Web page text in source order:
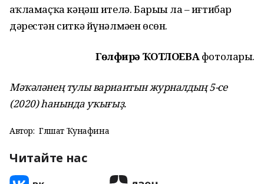
һаҡламаҫҡа кәңәш ителә. Барыһы ла – иғтибар
дәрестән ситкә йүнәлмәһен өсөн.
Гөлфирә ҠОТЛОЕВАфотолары.
Мәҡәләнең тулы вариантын журналдың 5-се
(2020) һанында уҡығыҙ.
Автор: Гөлшат Ҡунафина
Читайте нас